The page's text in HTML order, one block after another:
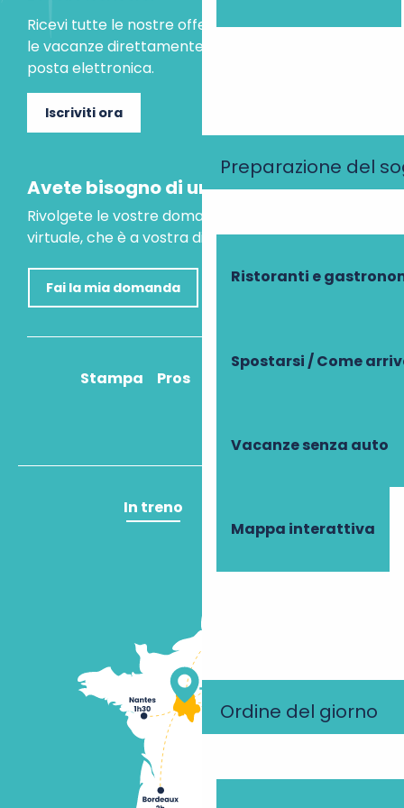
Preparazione del
Ristoranti e
Spostarsi / Come
Vacanze senza auto
Mappa interattiva
Ordine del giorno
Ricevi tutte le nostre offerte speciali e le idee per
le vacanze direttamente nella tua casella di
posta elettronica.
Iscriviti ora
Avete bisogno di un consiglio?
Rivolgete le vostre domande al nostro assistente
virtuale, che è a vostra disposizione per aiutarvi.
Fai la mia domanda
Stampa Pros
In treno